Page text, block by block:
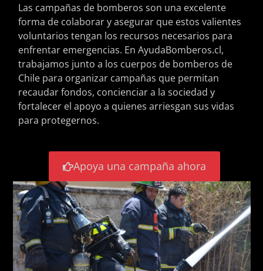
Las campañas de bomberos son una excelente
forma de colaborar y asegurar que estos valientes
voluntarios tengan los recursos necesarios para
enfrentar emergencias. En AyudaBomberos.cl,
trabajamos junto a los cuerpos de bomberos de
Chile para organizar campañas que permitan
recaudar fondos, concienciar a la sociedad y
fortalecer el apoyo a quienes arriesgan sus vidas
para protegernos.
Apoya una campaña ahora